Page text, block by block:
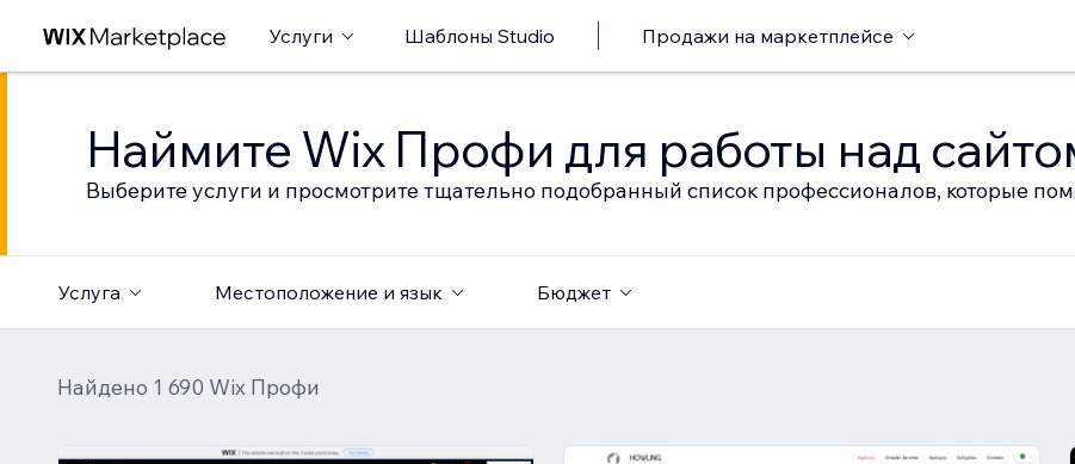
Услуги Шаблоны Studio Продажи на маркетплейсе
Наймите Wix Профи для работы над
Выберите услуги и просмотрите тщательно подобранный список профессионалов, которые
Услуга Местоположение и язык Бюджет
Найдено 1 690 Wix Профи